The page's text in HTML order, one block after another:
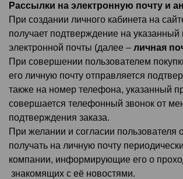
Рассылки на электронную почту и
При создании личного кабинета на
получает подтверждение на указанный
электронной почты (далее – личная
При совершении пользователем
его личную почту отправляется
также на номер телефона, указанный
совершается телефонный звонок от
подтверждения заказа.
При желании и согласии пользователя
получать на личную почту
компании, информирующие его о
знакомящих с её новостями.